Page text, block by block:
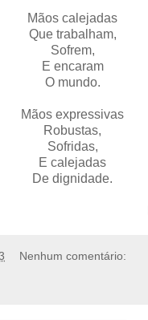
Mãos calejadas
Que trabalham,
Sofrem,
E encaram
O mundo.
Mãos expressivas
Robustas,
Sofridas,
E calejadas
De dignidade.
Nenhum comentário: